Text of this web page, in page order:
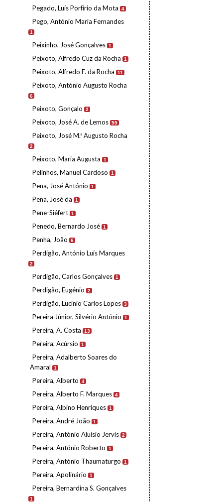
Pegado, Luís Porfírio da Mota 4
Pego, António Maria Fernandes
1
Peixinho, José Gonçalves 1
Peixoto, Alfredo Cuz da Rocha 1
Peixoto, Alfredo F. da Rocha 11
Peixoto, António Augusto Rocha
6
Peixoto, Gonçalo 2
Peixoto, José A. de Lemos 55
Peixoto, José M.ª Augusto Rocha
2
Peixoto, Maria Augusta 1
Pelinhos, Manuel Cardoso 1
Pena, José António 1
Pena, José da 1
Pene-Siéfert 1
Penedo, Bernardo José 1
Penha, João 6
Perdigão, António Luís Marques
2
Perdigão, Carlos Gonçalves 1
Perdigão, Eugénio 2
Perdigão, Lucínio Carlos Lopes 3
Pereira Júnior, Silvério António 1
Pereira, A. Costa 13
Pereira, Acúrsio 1
Pereira, Adalberto Soares do
Amaral
1
Pereira, Alberto 4
Pereira, Alberto F. Marques 4
Pereira, Albino Henriques 1
Pereira, André João 1
Pereira, António Aluísio Jervis 2
Pereira, António Roberto 1
Pereira, António Thaumaturgo 1
Pereira, Apolinário 1
Pereira, Bernardina S. Gonçalves
1